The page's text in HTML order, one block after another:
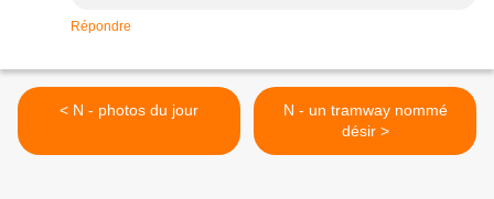
Répondre
< N - photos du jour
N - un tramway nommé
désir >